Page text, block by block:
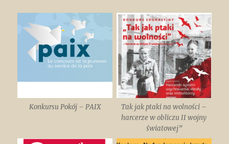
Konkursu Pokój – PAIX
Tak jak ptaki na wolności –
harcerze w obliczu II wojny
światowej”